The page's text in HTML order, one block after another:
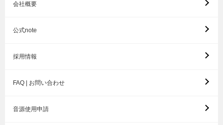
会社概要
公式note
採用情報
FAQ | お問い合わせ
音源使用申請